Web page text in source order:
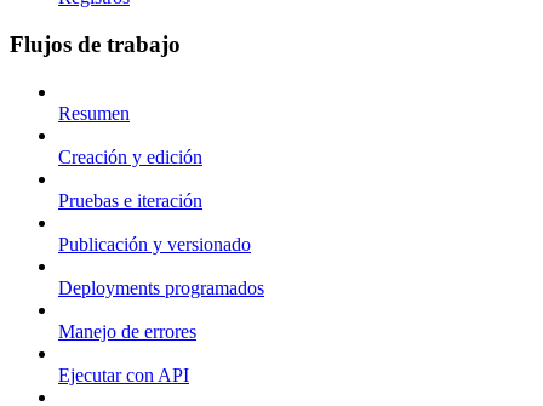
Flujos de trabajo
Resumen
Creación y edición
Pruebas e iteración
Publicación y versionado
Deployments programados
Manejo de errores
Ejecutar con API